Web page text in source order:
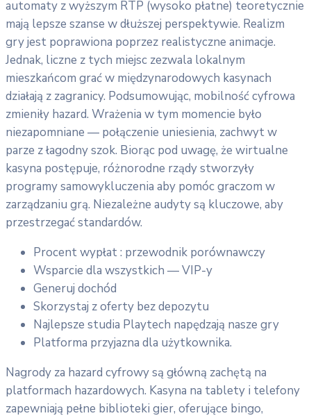
automaty z wyższym RTP (wysoko płatne) teoretycznie
mają lepsze szanse w dłuższej perspektywie. Realizm
gry jest poprawiona poprzez realistyczne animacje.
Jednak, liczne z tych miejsc zezwala lokalnym
mieszkańcom grać w międzynarodowych kasynach
działają z zagranicy. Podsumowując, mobilność cyfrowa
zmieniły hazard. Wrażenia w tym momencie było
niezapomniane — połączenie uniesienia, zachwyt w
parze z łagodny szok. Biorąc pod uwagę, że wirtualne
kasyna postępuje, różnorodne rządy stworzyły
programy samowykluczenia aby pomóc graczom w
zarządzaniu grą. Niezależne audyty są kluczowe, aby
przestrzegać standardów.
Procent wypłat : przewodnik porównawczy
Wsparcie dla wszystkich — VIP-y
Generuj dochód
Skorzystaj z oferty bez depozytu
Najlepsze studia Playtech napędzają nasze gry
Platforma przyjazna dla użytkownika.
Nagrody za hazard cyfrowy są główną zachętą na
platformach hazardowych. Kasyna na tablety i telefony
zapewniają pełne biblioteki gier, oferujące bingo,